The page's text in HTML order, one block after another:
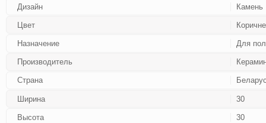
Дизайн Камень
Цвет
Назначение Для
Производитель
Страна
Ширина 30
Высота 30